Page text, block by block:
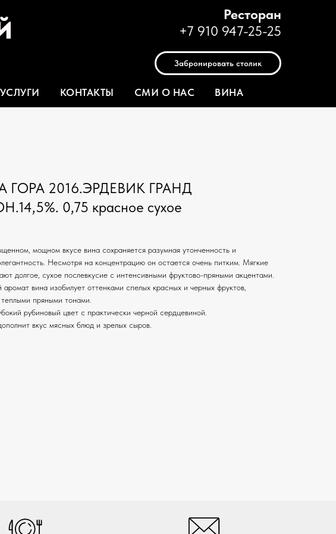
Ресторан
+7 910 947-25-25
Забронировать столик
УСЛУГИ КОНТАКТЫ СМИ О НАС ВИНА
ГОРА 2016.ЭРДЕВИК ГРАНД
0,75 красное сухое
мощном вкусе вина сохраняется разумная утонченность и
Несмотря на концентрацию он остается очень питким. Мягкие
долгое, сухое послевкусие с интенсивными фруктово-пряными акцентами.
аромат вина изобилует оттенками спелых красных и черных фруктов,
пряными тонами.
рубиновый цвет с практически черной сердцевиной.
вкус мясных блюд и зрелых сыров.